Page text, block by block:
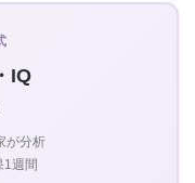
IQ
が分析
1週間